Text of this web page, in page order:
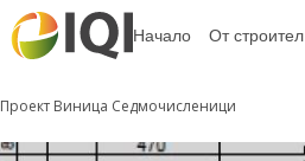
Начало От строител
Проект Виница Седмочисленици